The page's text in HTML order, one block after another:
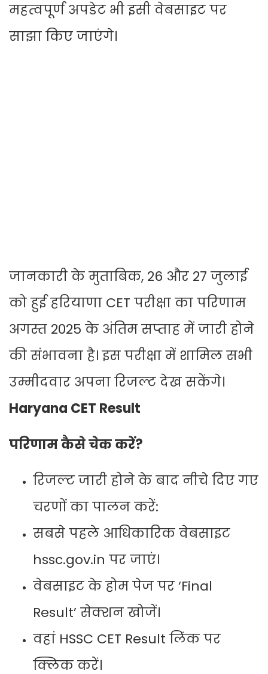
महत्वपूर्ण अपडेट भी इसी वेबसाइट पर
साझा किए जाएंगे।
जानकारी के मुताबिक, 26 और 27 जुलाई
को हुई हरियाणा CET परीक्षा का परिणाम
अगस्त 2025 के अंतिम सप्ताह में जारी होने
की संभावना है। इस परीक्षा में शामिल सभी
उम्मीदवार अपना रिजल्ट देख सकेंगे।
Haryana CET Result
परिणाम कैसे चेक करें?
रिजल्ट जारी होने के बाद नीचे दिए गए
चरणों का पालन करें:
सबसे पहले आधिकारिक वेबसाइट
hssc.gov.in पर जाएं।
वेबसाइट के होम पेज पर ‘Final
Result’ सेक्शन खोजें।
वहां HSSC CET Result लिंक पर
क्लिक करें।